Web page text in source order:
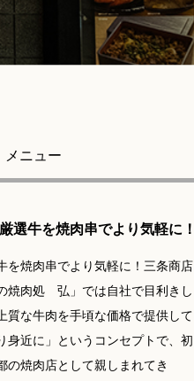
メニュー
選牛を焼肉串でより気軽に！
を焼肉串でより気軽に！三条商店
焼肉処 弘」では自社で目利きし
質な牛肉を手頃な価格で提供して
身近に」というコンセプトで、初
の焼肉店として親しまれてき